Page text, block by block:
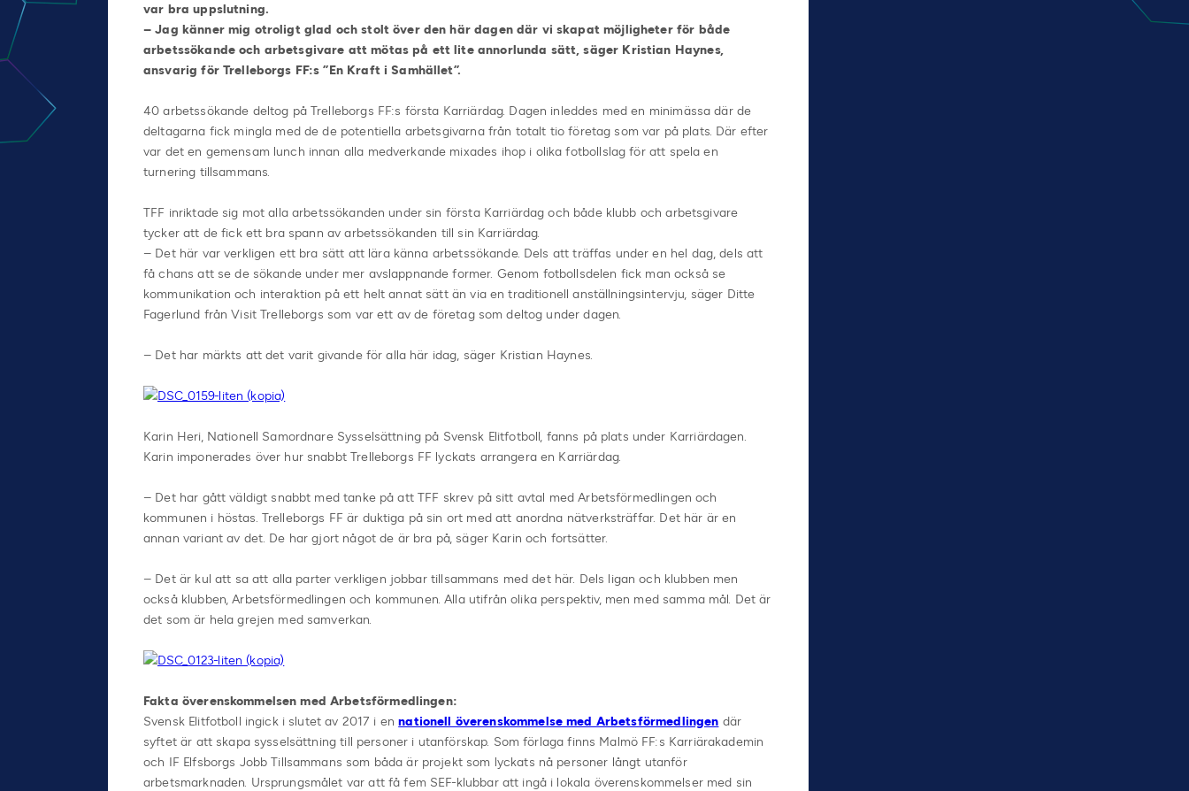
var bra uppslutning.
– Jag känner mig otroligt glad och stolt över den här dagen där vi skapat möjligheter för både
arbetssökande och arbetsgivare att mötas på ett lite annorlunda sätt, säger Kristian Haynes,
ansvarig för Trelleborgs FF:s ”En Kraft i Samhället”.
40 arbetssökande deltog på Trelleborgs FF:s första Karriärdag. Dagen inleddes med en minimässa där de
deltagarna fick mingla med de de potentiella arbetsgivarna från totalt tio företag som var på plats. Där efter
var det en gemensam lunch innan alla medverkande mixades ihop i olika fotbollslag för att spela en
turnering tillsammans.
TFF inriktade sig mot alla arbetssökanden under sin första Karriärdag och både klubb och arbetsgivare
tycker att de fick ett bra spann av arbetssökanden till sin Karriärdag.
– Det här var verkligen ett bra sätt att lära känna arbetssökande. Dels att träffas under en hel dag, dels att
få chans att se de sökande under mer avslappnande former. Genom fotbollsdelen fick man också se
kommunikation och interaktion på ett helt annat sätt än via en traditionell anställningsintervju, säger Ditte
Fagerlund från Visit Trelleborgs som var ett av de företag som deltog under dagen.
– Det har märkts att det varit givande för alla här idag, säger Kristian Haynes.
Karin Heri, Nationell Samordnare Sysselsättning på Svensk Elitfotboll, fanns på plats under Karriärdagen.
Karin imponerades över hur snabbt Trelleborgs FF lyckats arrangera en Karriärdag.
– Det har gått väldigt snabbt med tanke på att TFF skrev på sitt avtal med Arbetsförmedlingen och
kommunen i höstas. Trelleborgs FF är duktiga på sin ort med att anordna nätverksträffar. Det här är en
annan variant av det. De har gjort något de är bra på, säger Karin och fortsätter.
– Det är kul att sa att alla parter verkligen jobbar tillsammans med det här. Dels ligan och klubben men
också klubben, Arbetsförmedlingen och kommunen. Alla utifrån olika perspektiv, men med samma mål. Det är
det som är hela grejen med samverkan.
Fakta överenskommelsen med Arbetsförmedlingen:
Svensk Elitfotboll ingick i slutet av 2017 i ennationell överenskommelse med Arbetsförmedlingen där
syftet är att skapa sysselsättning till personer i utanförskap. Som förlaga finns Malmö FF:s Karriärakademin
och IF Elfsborgs Jobb Tillsammans som båda är projekt som lyckats nå personer långt utanför
arbetsmarknaden. Ursprungsmålet var att få fem SEF-klubbar att ingå i lokala överenskommelser med sin